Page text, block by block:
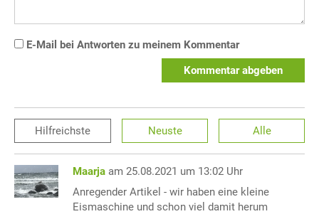
E-Mail bei Antworten zu meinem Kommentar
Kommentar abgeben
Hilfreichste Neuste Alle
Maarja am 25.08.2021 um 13:02 Uhr
Anregender Artikel - wir haben eine kleine
Eismaschine und schon viel damit herum